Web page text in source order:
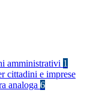
amministrativi 1
cittadini e imprese
analoga 6